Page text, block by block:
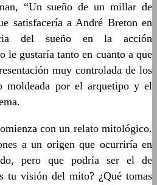
“Un sueño de un millar de
satisfacería a André Breton en
del sueño en la acción
le gustaría tanto en cuanto a que
muy controlada de los
moldeada por el arquetipo y el
con un relato mitológico.
a un origen que ocurriría en
pero que podría ser el de
tu visión del mito? ¿Qué tomas